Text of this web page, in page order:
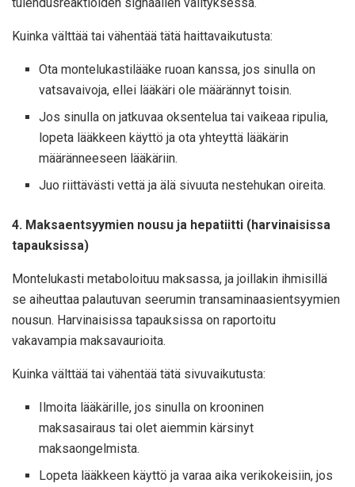
Kuinka välttää tai vähentää tätä haittavaikutusta:
Ota montelukastilääke ruoan kanssa, jos sinulla on
vatsavaivoja, ellei lääkäri ole määrännyt toisin.
Jos sinulla on jatkuvaa oksentelua tai vaikeaa ripulia,
lopeta lääkkeen käyttö ja ota yhteyttä lääkärin
määränneeseen lääkäriin.
Juo riittävästi vettä ja älä sivuuta nestehukan oireita.
4. Maksaentsyymien nousu ja hepatiitti (harvinaisissa
tapauksissa)
Montelukasti metaboloituu maksassa, ja joillakin ihmisillä
se aiheuttaa palautuvan seerumin transaminaasientsyymien
nousun. Harvinaisissa tapauksissa on raportoitu
vakavampia maksavaurioita.
Kuinka välttää tai vähentää tätä sivuvaikutusta:
Ilmoita lääkärille, jos sinulla on krooninen
maksasairaus tai olet aiemmin kärsinyt
maksaongelmista.
Lopeta lääkkeen käyttö ja varaa aika verikokeisiin, jos